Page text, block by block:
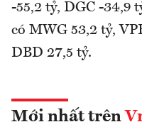
-55,2 tỷ, DGC -34,9
có MWG 53,2 tỷ,
DBD 27,5 tỷ.
Mới nhất trên